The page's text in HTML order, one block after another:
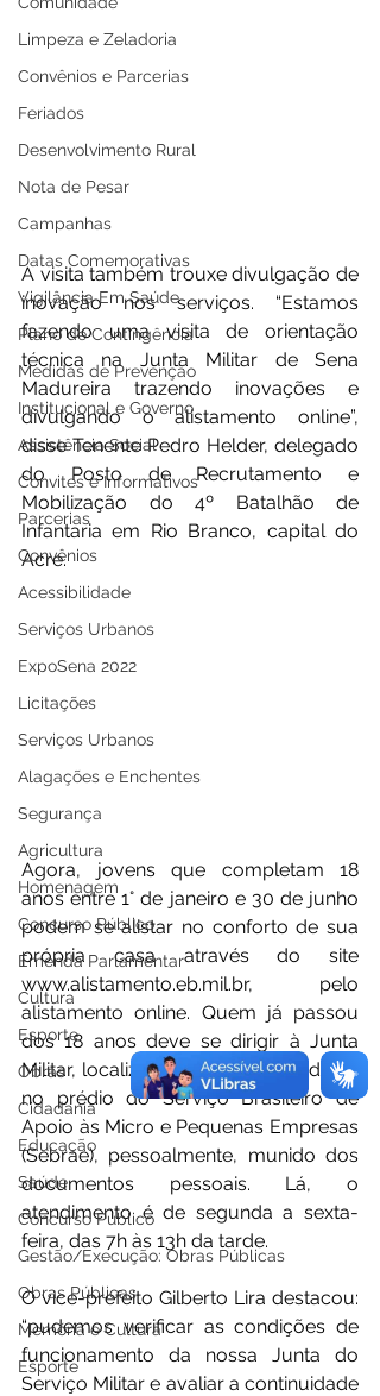
Limpeza e Zeladoria
Convênios e Parcerias
Feriados
Desenvolvimento Rural
Nota de Pesar
Campanhas
Datas Comemorativas
Vigilância Em Saúde
Plano de Contingência
Medidas de Prevenção
Institucional e Governo
Assistência Social
Convites e Informativos
Parcerias
Convênios
Acessibilidade
Serviços Urbanos
ExpoSena 2022
Licitações
Serviços Urbanos
Alagações e Enchentes
Segurança
Agricultura
Homenagem
Concurso Público
Emenda Parlamentar
Cultura
Esporte
Obras
Cidadania
Educação
Saúde
Concurso Público
Gestão/Execução: Obras Públicas
Obras Públicas
Memória e Cultura
Esporte
A visita também trouxe divulgação de
inovação nos serviços. “Estamos
fazendo uma visita de orientação
técnica na Junta Militar de Sena
Madureira trazendo inovações e
divulgando o alistamento online”,
disse Tenente Pedro Helder, delegado
do Posto de Recrutamento e
Mobilização do 4º Batalhão de
Infantaria em Rio Branco, capital do
Acre.
Agora, jovens que completam 18
anos entre 1° de janeiro e 30 de junho
podem se alistar no conforto de sua
própria casa através do site
www.alistamento.eb.mil.br, pelo
alistamento online. Quem já passou
dos 18 anos deve se dirigir à Junta
Militar, localizada no centro da cidade,
no prédio do Serviço Brasileiro de
Apoio às Micro e Pequenas Empresas
(Sebrae), pessoalmente, munido dos
documentos pessoais. Lá, o
atendimento é de segunda a sexta-
feira, das 7h às 13h da tarde.
O vice-prefeito Gilberto Lira destacou:
“pudemos verificar as condições de
funcionamento da nossa Junta do
Serviço Militar e avaliar a continuidade